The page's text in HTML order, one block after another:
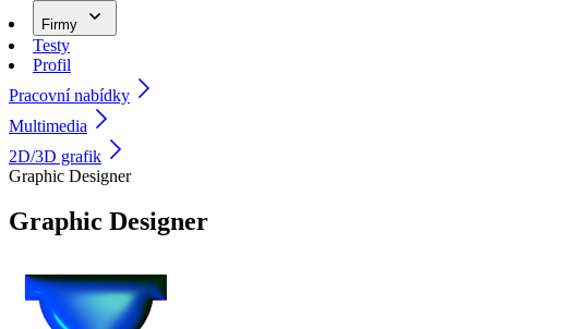
Firmy
Testy
Profil
Pracovní nabídky
Multimedia
2D/3D grafik
Graphic Designer
Graphic Designer